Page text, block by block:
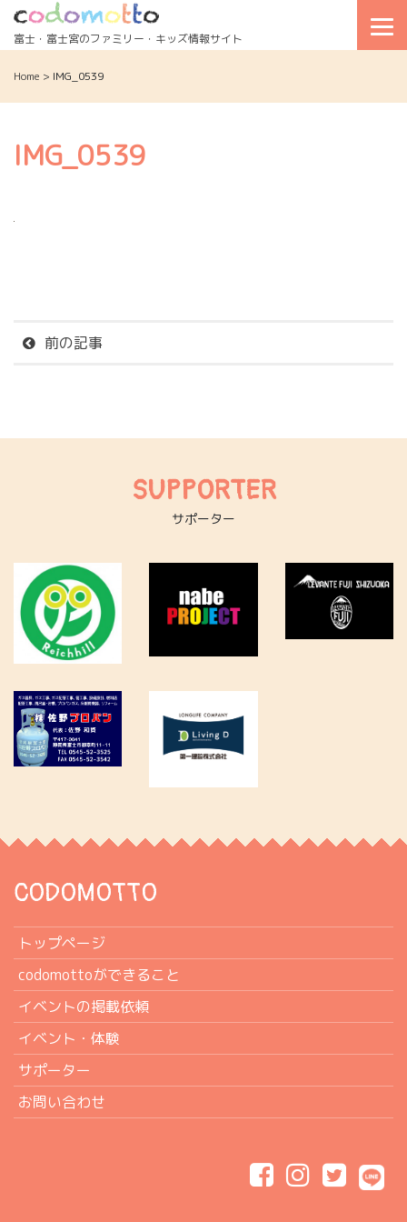
Skip
to
content
富士・富士宮のファミリー・キッズ情報サイト
Home > IMG_0539
IMG_0539
前の記事
SUPPORTER
サポーター
CODOMOTTO
トップページ
codomottoができること
イベントの掲載依頼
イベント・体験
サポーター
お問い合わせ